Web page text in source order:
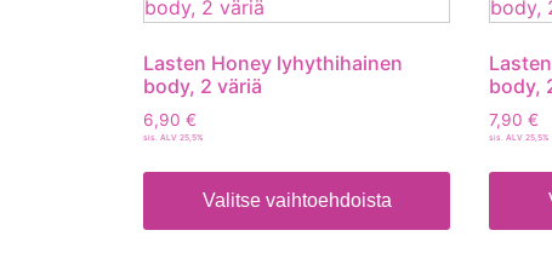
Lasten Honey lyhythihainen
body, 2 väriä
6,90 €
sis. ALV 25,5%
Valitse vaihtoehdoista
body,
7,90 €
sis. ALV 25,5%